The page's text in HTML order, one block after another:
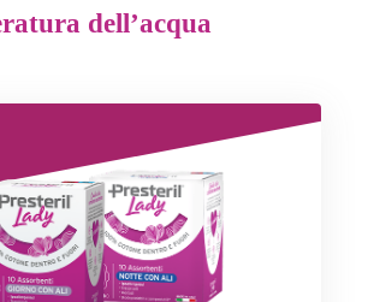
dell’acqua